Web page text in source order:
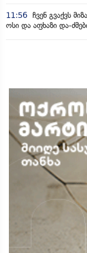
11:56 ჩვენ გვაქვს
ოსი და აფხაზი და-